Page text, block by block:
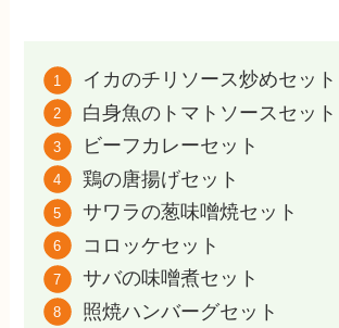
イカのチリソース炒めセット
白身魚のトマトソースセット
ビーフカレーセット
鶏の唐揚げセット
サワラの葱味噌焼セット
コロッケセット
サバの味噌煮セット
照焼ハンバーグセット